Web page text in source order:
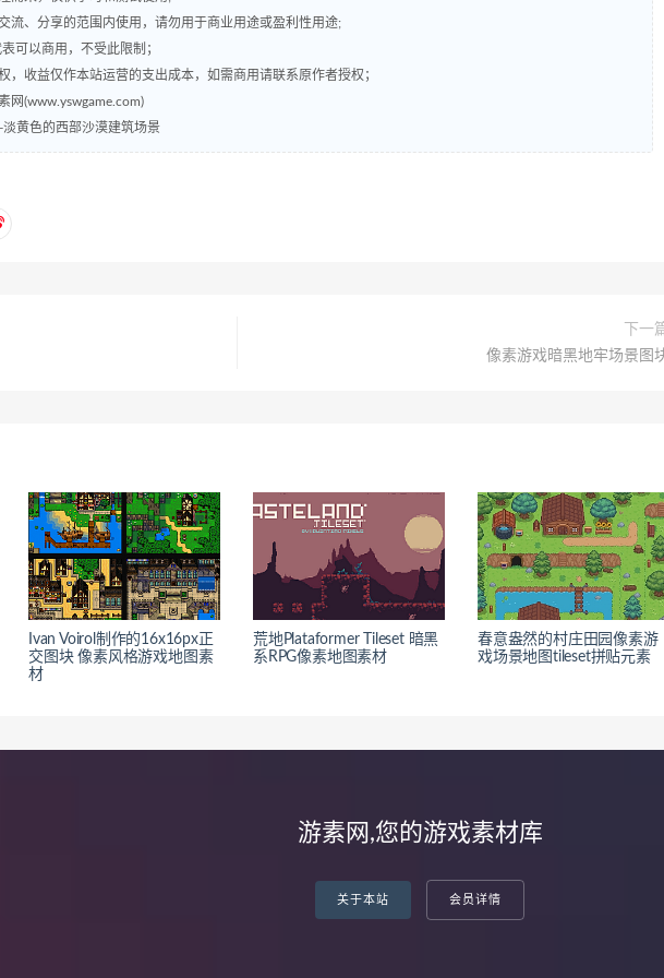
流、分享的范围内使用，请勿用于商业用途或盈利性用途;
可以商用，不受此限制；
，收益仅作本站运营的支出成本，如需商用请联系原作者授权；
网(www.yswgame.com)
黄色的西部沙漠建筑场景
下一
像素游戏暗黑地牢场景图
Ivan Voirol制作的16x16px正
交图块 像素风格游戏地图素
材
荒地Plataformer Tileset 暗黑
系RPG像素地图素材
春意盎然的村庄田园像素游
戏场景地图tileset拼贴元素
游素网,您的游戏素材库
关于本站 会员详情